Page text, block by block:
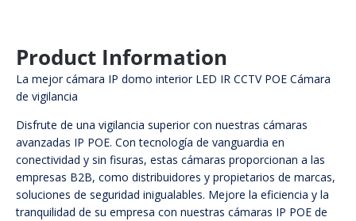
Product Information
La mejor cámara IP domo interior LED IR CCTV POE Cámara
de vigilancia
Disfrute de una vigilancia superior con nuestras cámaras
avanzadas IP POE. Con tecnología de vanguardia en
conectividad y sin fisuras, estas cámaras proporcionan a las
empresas B2B, como distribuidores y propietarios de marcas,
soluciones de seguridad inigualables. Mejore la eficiencia y la
tranquilidad de su empresa con nuestras cámaras IP POE de